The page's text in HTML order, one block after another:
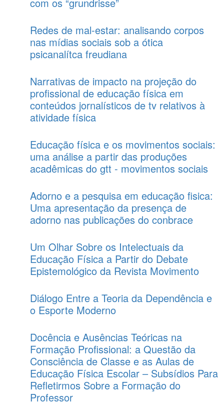
Redes de mal-estar: analisando corpos
nas mídias sociais sob a ótica
psicanalítca freudiana
Narrativas de impacto na projeção do
profissional de educação física em
conteúdos jornalísticos de tv relativos à
atividade física
Educação física e os movimentos sociais:
uma análise a partir das produções
acadêmicas do gtt - movimentos sociais
Adorno e a pesquisa em educação fisica:
Uma apresentação da presença de
adorno nas publicações do conbrace
Um Olhar Sobre os Intelectuais da
Educação Física a Partir do Debate
Epistemológico da Revista Movimento
Diálogo Entre a Teoria da Dependência e
o Esporte Moderno
Docência e Ausências Teóricas na
Formação Profissional: a Questão da
Consciência de Classe e as Aulas de
Educação Física Escolar – Subsídios Para
Refletirmos Sobre a Formação do
Professor